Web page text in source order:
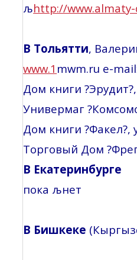
љhttp://
В Тольятти,
www.1 mwm.ru e-
Дом книги
Универмаг
Дом книги ?Факел?,
Торговый Дом
В Екатеринбурге
пока љнет
В Бишкеке